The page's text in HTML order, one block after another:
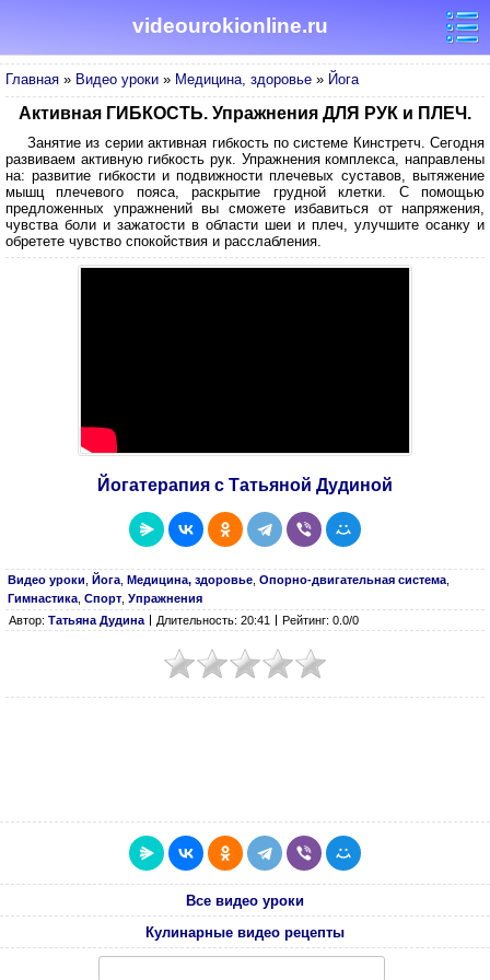
videourokionline.ru
Главная » Видео уроки » Медицина, здоровье » Йога
Активная ГИБКОСТЬ. Упражнения ДЛЯ РУК и ПЛЕЧ.
Занятие из серии активная гибкость по системе Кинстретч. Сегодня
развиваем активную гибкость рук. Упражнения комплекса, направлены
на: развитие гибкости и подвижности плечевых суставов, вытяжение
мышц плечевого пояса, раскрытие грудной клетки. С помощью
предложенных упражнений вы сможете избавиться от напряжения,
чувства боли и зажатости в области шеи и плеч, улучшите осанку и
обретете чувство спокойствия и расслабления.
Йогатерапия с Татьяной Дудиной
Видео уроки Йога Медицина, здоровье Опорно-двигательная система
Гимнастика Спорт Упражнения
Автор: Татьяна Дудина Длительность: 20:41 Рейтинг: 0.0/0
Все видео уроки
Кулинарные видео рецепты